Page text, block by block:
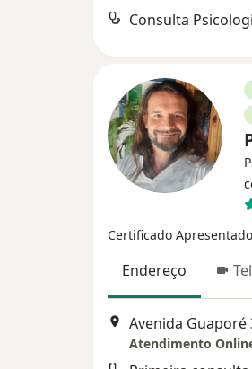
Consulta
Certificado Apresentado
Endereço
Avenida
Atendimento